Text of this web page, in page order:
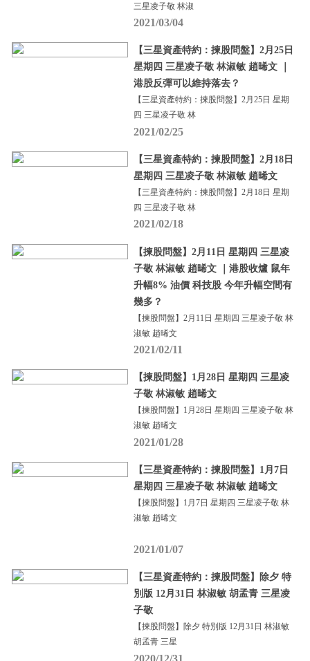
三星凌子敬 林淑
2021/03/04
【三星資產特約：揀股問盤】2月25日
星期四 三星凌子敬 林淑敏 趙晞文 ｜
港股反彈可以維持落去？
【三星資產特約：揀股問盤】2月25日 星期
四 三星凌子敬 林
2021/02/25
【三星資產特約：揀股問盤】2月18日
星期四 三星凌子敬 林淑敏 趙晞文
【三星資產特約：揀股問盤】2月18日 星期
四 三星凌子敬 林
2021/02/18
【揀股問盤】2月11日 星期四 三星凌
子敬 林淑敏 趙晞文 ｜港股收爐 鼠年
升幅8% 油價 科技股 今年升幅空間有
幾多？
【揀股問盤】2月11日 星期四 三星凌子敬 林
淑敏 趙晞文
2021/02/11
【揀股問盤】1月28日 星期四 三星凌
子敬 林淑敏 趙晞文
【揀股問盤】1月28日 星期四 三星凌子敬 林
淑敏 趙晞文
2021/01/28
【三星資產特約：揀股問盤】1月7日
星期四 三星凌子敬 林淑敏 趙晞文
【揀股問盤】1月7日 星期四 三星凌子敬 林
淑敏 趙晞文
2021/01/07
【三星資產特約：揀股問盤】除夕 特
別版 12月31日 林淑敏 胡孟青 三星凌
子敬
【揀股問盤】除夕 特別版 12月31日 林淑敏
胡孟青 三星
2020/12/31